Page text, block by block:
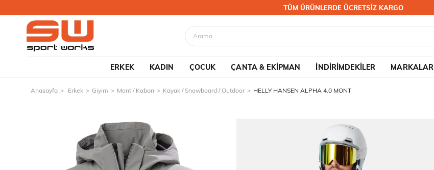
TÜM ÜRÜNLERDE ÜCRETSİZ KARGO
ERKEK KADIN ÇOCUK ÇANTA & EKİPMAN İNDİRİMDEKİLER MARKALAR
Anasayfa Erkek Giyim Mont / Kaban Kayak / Snowboard / Outdoor HELLY HANSEN ALPHA 4.0 MONT